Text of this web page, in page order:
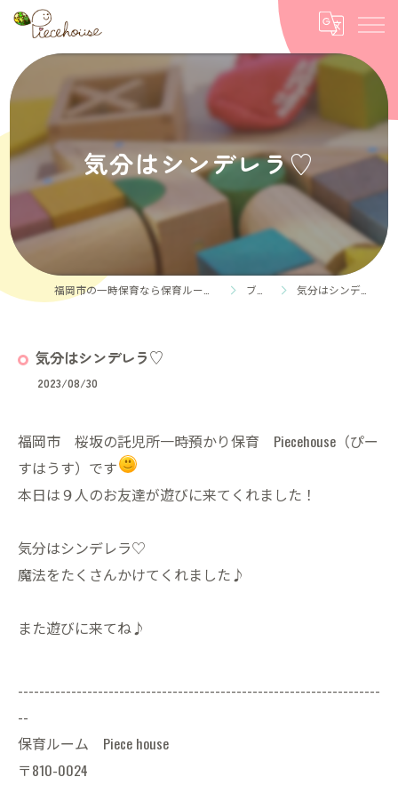
気分はシンデレラ♡
ブログ 気分はシンデレラ♡
気分はシンデレラ♡
2023/08/30
福岡市 桜坂の託児所一時預かり保育 Piecehouse（ぴー
すはうす）です
本日は９人のお友達が遊びに来てくれました！
気分はシンデレラ♡
魔法をたくさんかけてくれました♪
また遊びに来てね♪
--------------------------------------------------------------------
--
保育ルーム Piece house
〒810-0024